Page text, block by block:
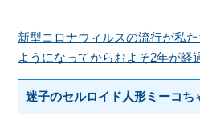
新型コロナウィルスの流行が私
ようになってからおよそ2年が経
迷子のセルロイド人形ミーコち